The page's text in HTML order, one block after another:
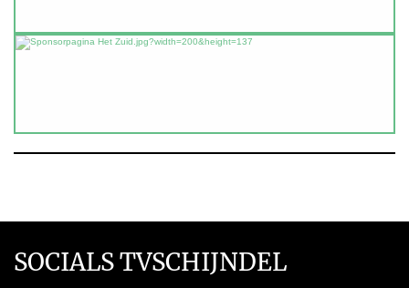
SOCIALS TVSCHIJNDEL